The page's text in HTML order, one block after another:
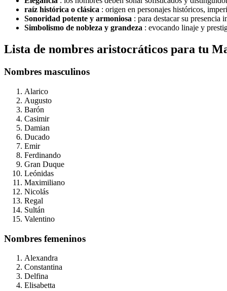
raíz histórica o clásica : origen en personajes históricos,
Sonoridad potente y armoniosa : para destacar su presencia
Simbolismo de nobleza y grandeza : evocando linaje y
Lista de nombres aristocráticos para tu
Nombres masculinos
Alarico
Augusto
Barón
Casimir
Damian
Ducado
Emir
Ferdinando
Gran Duque
Leónidas
Maximiliano
Nicolás
Regal
Sultán
Valentino
Nombres femeninos
Alexandra
Constantina
Delfina
Elisabetta